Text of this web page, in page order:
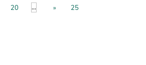
20 ... » 25